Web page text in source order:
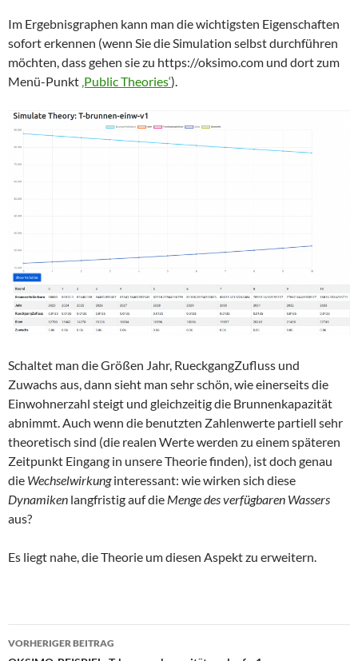
Im Ergebnisgraphen kann man die wichtigsten Eigenschaften
sofort erkennen (wenn Sie die Simulation selbst durchführen
möchten, dass gehen sie zu https://oksimo.com und dort zum
Menü-Punkt ‚Public Theories‘).
Schaltet man die Größen Jahr, RueckgangZufluss und
Zuwachs aus, dann sieht man sehr schön, wie einerseits die
Einwohnerzahl steigt und gleichzeitig die Brunnenkapazität
abnimmt. Auch wenn die benutzten Zahlenwerte partiell sehr
theoretisch sind (die realen Werte werden zu einem späteren
Zeitpunkt Eingang in unsere Theorie finden), ist doch genau
die Wechselwirkunginteressant: wie wirken sich diese
Dynamiken langfristig auf die Menge des verfügbaren Wassers
aus?
Es liegt nahe, die Theorie um diesen Aspekt zu erweitern.
Beitragsnavigation
VORHERIGER BEITRAG